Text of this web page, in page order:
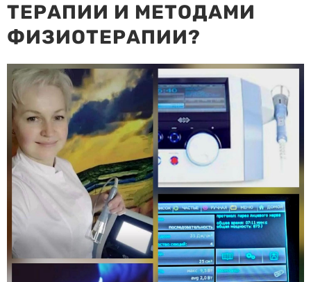
ТЕРАПИИ И МЕТОДАМИ
ФИЗИОТЕРАПИИ?